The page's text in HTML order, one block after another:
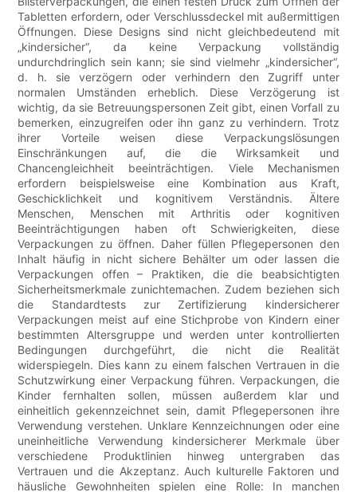
Tabletten erfordern, oder Verschlussdeckel mit außermittigen
Öffnungen. Diese Designs sind nicht gleichbedeutend mit
„kindersicher“, da keine Verpackung vollständig
undurchdringlich sein kann; sie sind vielmehr „kindersicher“,
d. h. sie verzögern oder verhindern den Zugriff unter
normalen Umständen erheblich. Diese Verzögerung ist
wichtig, da sie Betreuungspersonen Zeit gibt, einen Vorfall zu
bemerken, einzugreifen oder ihn ganz zu verhindern. Trotz
ihrer Vorteile weisen diese Verpackungslösungen
Einschränkungen auf, die die Wirksamkeit und
Chancengleichheit beeinträchtigen. Viele Mechanismen
erfordern beispielsweise eine Kombination aus Kraft,
Geschicklichkeit und kognitivem Verständnis. Ältere
Menschen, Menschen mit Arthritis oder kognitiven
Beeinträchtigungen haben oft Schwierigkeiten, diese
Verpackungen zu öffnen. Daher füllen Pflegepersonen den
Inhalt häufig in nicht sichere Behälter um oder lassen die
Verpackungen offen – Praktiken, die die beabsichtigten
Sicherheitsmerkmale zunichtemachen. Zudem beziehen sich
die Standardtests zur Zertifizierung kindersicherer
Verpackungen meist auf eine Stichprobe von Kindern einer
bestimmten Altersgruppe und werden unter kontrollierten
Bedingungen durchgeführt, die nicht die Realität
widerspiegeln. Dies kann zu einem falschen Vertrauen in die
Schutzwirkung einer Verpackung führen. Verpackungen, die
Kinder fernhalten sollen, müssen außerdem klar und
einheitlich gekennzeichnet sein, damit Pflegepersonen ihre
Verwendung verstehen. Unklare Kennzeichnungen oder eine
uneinheitliche Verwendung kindersicherer Merkmale über
verschiedene Produktlinien hinweg untergraben das
Vertrauen und die Akzeptanz. Auch kulturelle Faktoren und
häusliche Gewohnheiten spielen eine Rolle: In manchen